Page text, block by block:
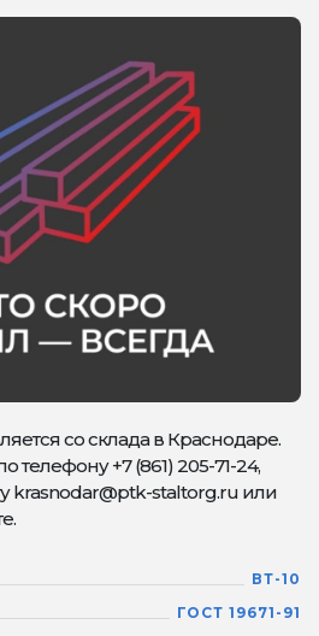
со склада в Краснодаре.
телефону +7 (861) 205-71-24,
krasnodar@ptk-staltorg.ru или
ВТ-10
ГОСТ 19671-91